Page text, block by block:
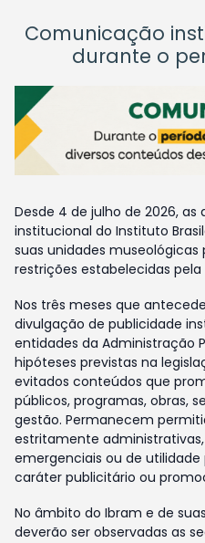
Comunicação
durante o
Desde 4 de julho de 2026,
institucional do Instituto
suas unidades museológicas
restrições estabelecidas
Nos três meses que
divulgação de publicidade
entidades da Administração
hipóteses previstas na
evitados conteúdos que
públicos, programas, obras,
gestão. Permanecem
estritamente
emergenciais ou de
caráter publicitário ou
No âmbito do Ibram e de
deverão ser observadas as